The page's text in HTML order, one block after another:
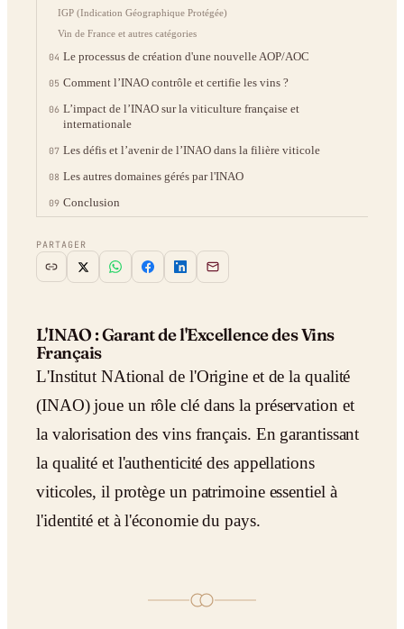
IGP (Indication Géographique Protégée)
Vin de France et autres catégories
04 Le processus de création d'une nouvelle AOP/AOC
05 Comment l’INAO contrôle et certifie les vins ?
06 L’impact de l’INAO sur la viticulture française et
internationale
07 Les défis et l’avenir de l’INAO dans la filière viticole
08 Les autres domaines gérés par l'INAO
09 Conclusion
PARTAGER
L'INAO : Garant de l'Excellence des Vins
Français
L'Institut NAtional de l'Origine et de la qualité
(INAO) joue un rôle clé dans la préservation et
la valorisation des vins français. En garantissant
la qualité et l'authenticité des appellations
viticoles, il protège un patrimoine essentiel à
l'identité et à l'économie du pays.